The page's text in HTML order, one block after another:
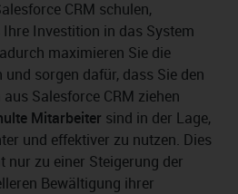
CRM schulen,
Investition in das System
maximieren Sie die
sorgen dafür, dass Sie den
Salesforce CRM ziehen
Mitarbeiter sind in der Lage,
und effektiver zu nutzen. Dies
zu einer Steigerung der
Bewältigung ihrer